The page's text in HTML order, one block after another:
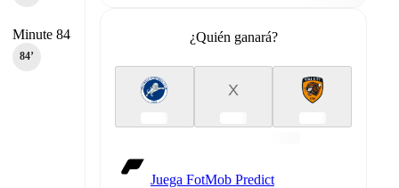
Minute 84
84‎’‎
¿Quién ganará?
X
Juega FotMob Predict